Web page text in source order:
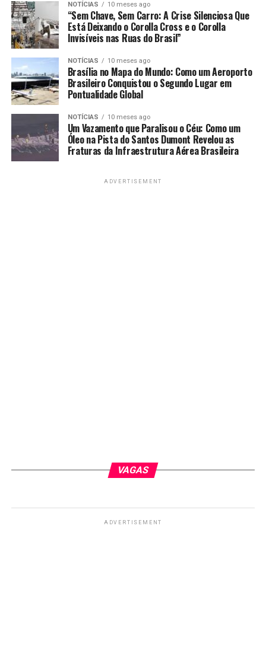
NOTÍCIAS 10 meses ago
“Sem Chave, Sem Carro: A Crise Silenciosa Que
Está Deixando o Corolla Cross e o Corolla
Invisíveis nas Ruas do Brasil”
NOTÍCIAS 10 meses ago
Brasília no Mapa do Mundo: Como um Aeroporto
Brasileiro Conquistou o Segundo Lugar em
Pontualidade Global
NOTÍCIAS 10 meses ago
Um Vazamento que Paralisou o Céu: Como um
Óleo na Pista do Santos Dumont Revelou as
Fraturas da Infraestrutura Aérea Brasileira
ADVERTISEMENT
VAGAS
ADVERTISEMENT